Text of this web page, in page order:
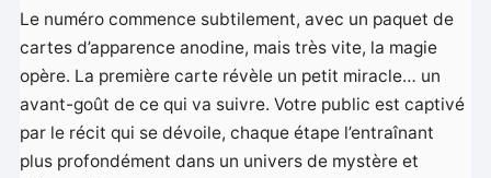
Le numéro commence subtilement, avec un paquet de
cartes d’apparence anodine, mais très vite, la magie
opère. La première carte révèle un petit miracle… un
avant-goût de ce qui va suivre. Votre public est captivé
par le récit qui se dévoile, chaque étape l’entraînant
plus profondément dans un univers de mystère et